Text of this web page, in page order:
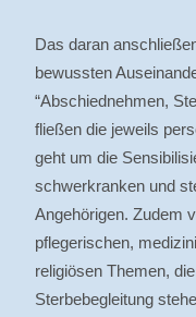
Das daran
bewussten
“Abschiednehmen,
fließen die jeweils
geht um die
schwerkranken und
Angehörigen. Zudem
pflegerischen,
religiösen Themen,
Sterbebegleitung